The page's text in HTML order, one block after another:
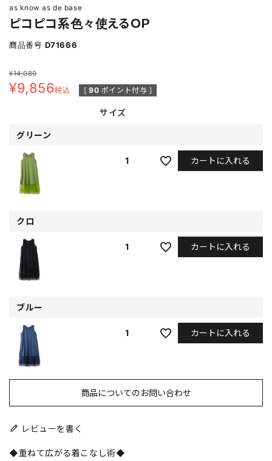
as know as de base
ピコピコ系色々使えるＯＰ
商品番号 D71666
¥14,080
¥9,856税込 [ 90 ポイント付与 ]
サイズ
グリーン
1 カートに入れる
クロ
1 カートに入れる
ブルー
1 カートに入れる
商品についてのお問い合わせ
レビューを書く
◆重ねて広がる着こなし術◆